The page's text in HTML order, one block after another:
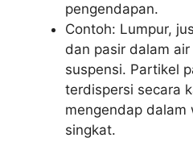
pengendapan.
Contoh: Lumpur,
dan pasir dalam
suspensi. Partikel
terdispersi secara
mengendap
singkat.